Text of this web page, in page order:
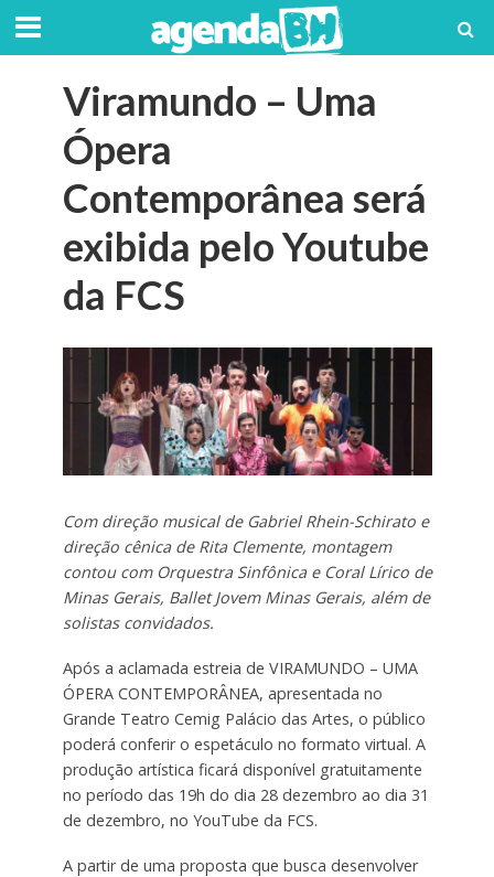
Viramundo – Uma
Ópera
Contemporânea será
exibida pelo Youtube
da FCS
Com direção musical de Gabriel Rhein-Schirato e
direção cênica de Rita Clemente, montagem
contou com Orquestra Sinfônica e Coral Lírico de
Minas Gerais, Ballet Jovem Minas Gerais, além de
solistas convidados.
Após a aclamada estreia de VIRAMUNDO – UMA
ÓPERA CONTEMPORÂNEA, apresentada no
Grande Teatro Cemig Palácio das Artes, o público
poderá conferir o espetáculo no formato virtual. A
produção artística ficará disponível gratuitamente
no período das 19h do dia 28 dezembro ao dia 31
de dezembro, no YouTube da FCS.
A partir de uma proposta que busca desenvolver